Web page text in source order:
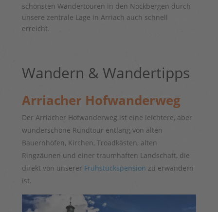
schönsten Wandertouren in den Nockbergen durch
unsere zentrale Lage in Arriach auch schnell
erreicht.
Wandern & Wandertipps
Arriacher Hofwanderweg
Der Arriacher Hofwanderweg ist eine leichtere, aber
wunderschöne Rundtour entlang von alten
Bauernhöfen, Kirchen, Troadkästen, alten
Ringzäunen und einer traumhaften Landschaft, die
direkt von unserer Frühstückspension zu erwandern
ist.